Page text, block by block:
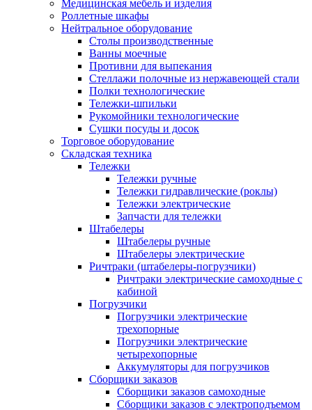
Медицинская мебель и изделия
Роллетные шкафы
Нейтральное оборудование
Столы производственные
Ванны моечные
Противни для выпекания
Стеллажи полочные из нержавеющей стали
Полки технологические
Тележки-шпильки
Рукомойники технологические
Сушки посуды и досок
Торговое оборудование
Складская техника
Тележки
Тележки ручные
Тележки гидравлические (роклы)
Тележки электрические
Запчасти для тележки
Штабелеры
Штабелеры ручные
Штабелеры электрические
Ричтраки (штабелеры-погрузчики)
Ричтраки электрические самоходные с
кабиной
Погрузчики
Погрузчики электрические
трехопорные
Погрузчики электрические
четырехопорные
Аккумуляторы для погрузчиков
Сборщики заказов
Сборщики заказов самоходные
Сборщики заказов с электроподъемом